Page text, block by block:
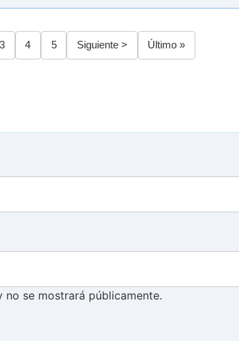
Página
3 Página
4 Página
5
Siguiente
página
Siguiente >
Última
página
Último »
se mostrará públicamente.